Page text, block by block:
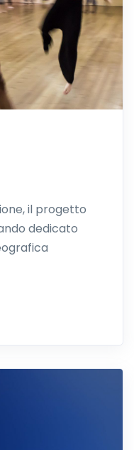
il progetto
dedicato